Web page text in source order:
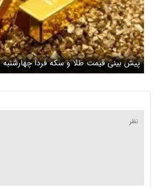
پیش بینی قیمت طلا و سکه فردا چهارشنبه ۲۷ فروردین